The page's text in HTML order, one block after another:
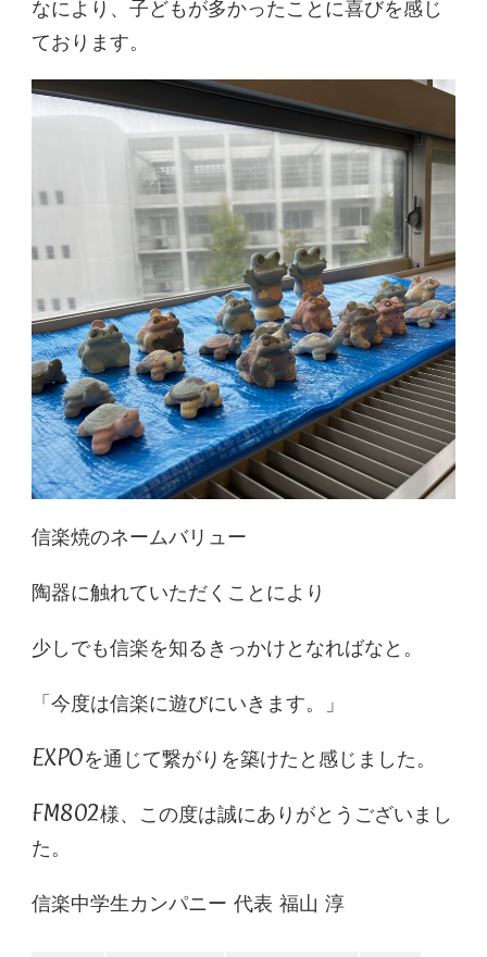
なにより、子どもが多かったことに喜びを感じ
ております。
信楽焼のネームバリュー
陶器に触れていただくことにより
少しでも信楽を知るきっかけとなればなと。
「今度は信楽に遊びにいきます。」
EXPOを通じて繋がりを築けたと感じました。
FM802様、この度は誠にありがとうございまし
た。
信楽中学生カンパニー 代表 福山 淳